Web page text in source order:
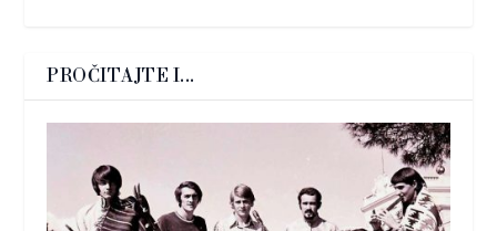
PROČITAJTE I...